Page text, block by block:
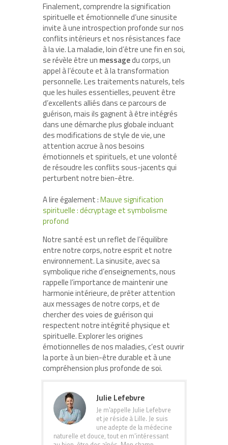
Finalement, comprendre la signification
spirituelle et émotionnelle d’une sinusite
invite à une introspection profonde sur nos
conflits intérieurs et nos résistances face
à la vie. La maladie, loin d’être une fin en soi,
se révèle être un messagedu corps, un
appel à l’écoute et à la transformation
personnelle. Les traitements naturels, tels
que les huiles essentielles, peuvent être
d’excellents alliés dans ce parcours de
guérison, mais ils gagnent à être intégrés
dans une démarche plus globale incluant
des modifications de style de vie, une
attention accrue à nos besoins
émotionnels et spirituels, et une volonté
de résoudre les conflits sous-jacents qui
perturbent notre bien-être.
A lire également :Mauve signification
spirituelle : décryptage et symbolisme
profond
Notre santé est un reflet de l’équilibre
entre notre corps, notre esprit et notre
environnement. La sinusite, avec sa
symbolique riche d’enseignements, nous
rappelle l’importance de maintenir une
harmonie intérieure, de prêter attention
aux messages de notre corps, et de
chercher des voies de guérison qui
respectent notre intégrité physique et
spirituelle. Explorer les origines
émotionnelles de nos maladies, c’est ouvrir
la porte à un bien-être durable et à une
compréhension plus profonde de soi.
Julie Lefebvre
Je m'appelle Julie Lefebvre
et je réside à Lille. Je suis
une adepte de la médecine
naturelle et douce, tout en m'intéressant